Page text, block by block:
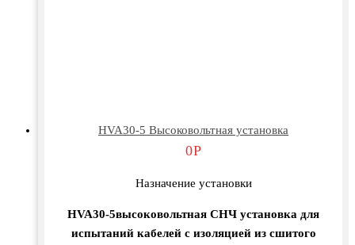
HVA30-5 Высоковольтная установка
0Р
Назначение установки
HVA30-5высоковольтная СНЧ установка для
испытаний кабелей с изоляцией из сшитого